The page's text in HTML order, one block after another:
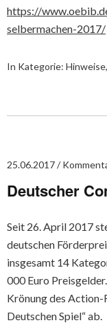
https://
selbermachen-2017/
In Kategorie:
25.06.2017
Deutscher
Seit 26. April 2017
deutschen
insgesamt 14
000 Euro
Krönung des Action-
Deutschen Spiel“ ab.